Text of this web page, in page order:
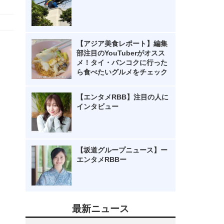
【アジア美食レポート】編集
部注目のYouTuberがオスス
メ！タイ・バンコクに行った
ら食べたいグルメをチェック
【エンタメRBB】注目の人に
インタビュー
【坂道グループニュース】ー
エンタメRBBー
最新ニュース